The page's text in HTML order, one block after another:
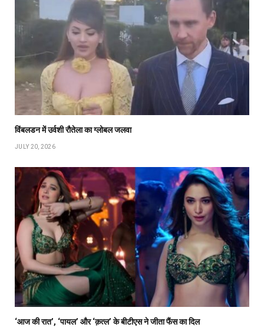
विंबलडन में उर्वशी रौतेला का ग्लोबल जलवा
JULY 20, 2026
‘आज की रात’, ‘पायल’ और ‘क़त्ल’ के बीटीएस ने जीता फैंस का दिल